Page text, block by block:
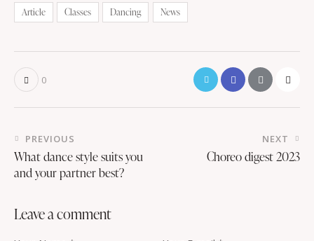
Article Classes Dancing News
0
PREVIOUS
What dance style suits you
and your partner best?
NEXT
Choreo digest 2023
leave a comment